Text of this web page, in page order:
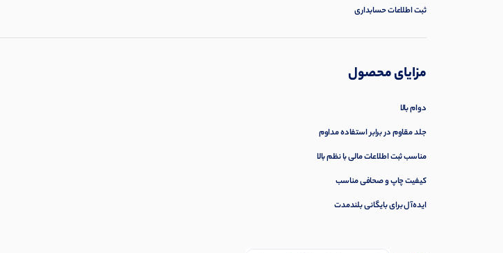
ثبت اطلاعات حسابداری
مزایای محصول
دوام بالا
جلد مقاوم در برابر استفاده مداوم
مناسب ثبت اطلاعات مالی با نظم بالا
کیفیت چاپ و صحافی مناسب
ایده‌آل برای بایگانی بلندمدت